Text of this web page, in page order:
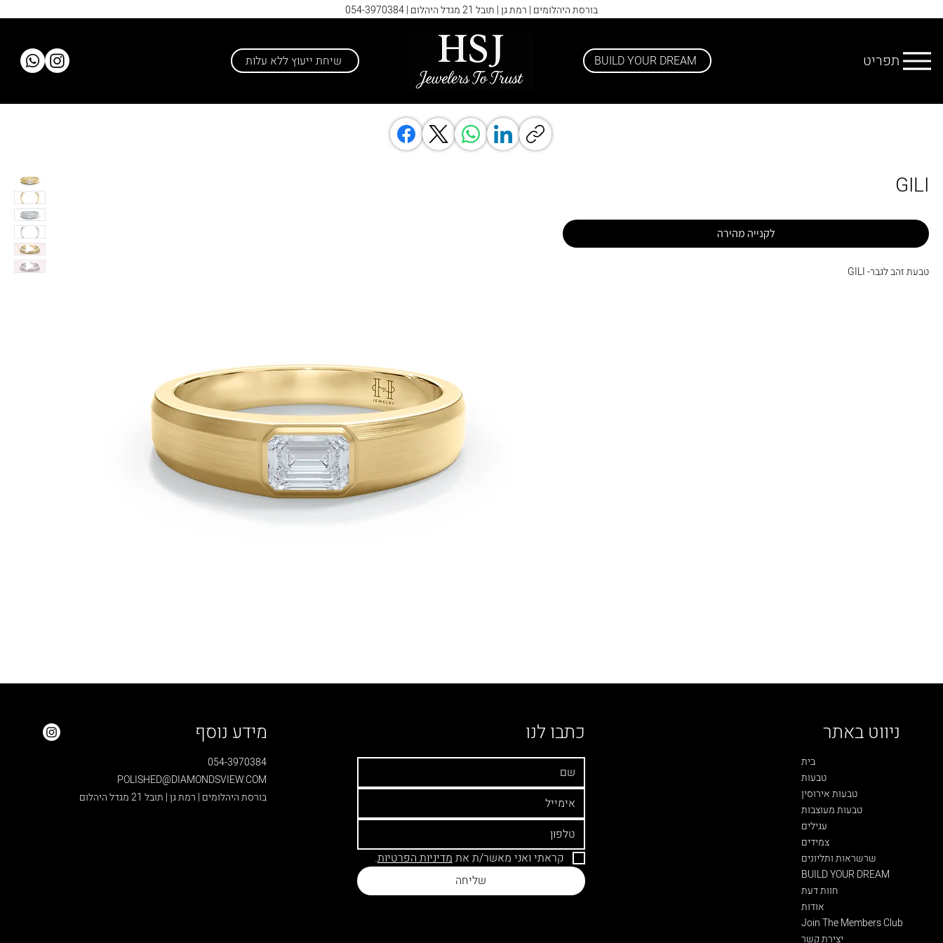
בורסת היהלומים | רמת גן | תובל 21 מגדל היהלום | 054-3970384
שיחת ייעוץ ללא עלות BUILD YOUR DREAM תפריט
GILI
לקנייה מהירה
טבעת זהב לגבר- GILI
מידע נוסף
054-3970384
POLISHED@DIAMONDSVIEW.COM
בורסת היהלומים | רמת גן | תובל 21 מגדל היהלום
כתבו לנו
קראתי ואני מאשר/ת את מדיניות הפרטיות.
שליחה
ניווט באתר
בית
טבעות
טבעות אירוסין
טבעות מעוצבות
עגילים
צמידים
שרשראות ותליונים
BUILD YOUR DREAM
חוות דעת
אודות
Join The Members Club
יצירת קשר